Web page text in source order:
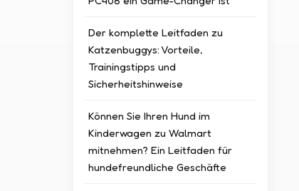
Der komplette Leitfaden zu
Katzenbuggys: Vorteile,
Trainingstipps und
Sicherheitshinweise
Können Sie Ihren Hund im
Kinderwagen zu Walmart
mitnehmen? Ein Leitfaden für
hundefreundliche Geschäfte